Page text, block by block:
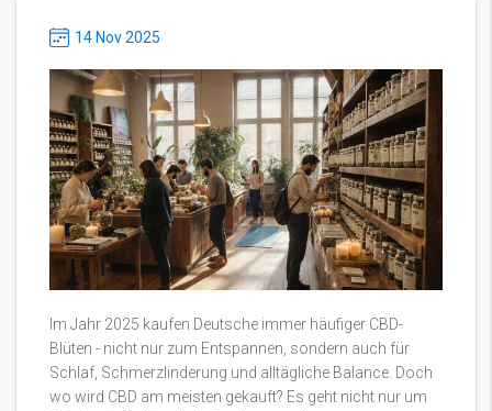
14 Nov 2025
Im Jahr 2025 kaufen Deutsche immer häufiger CBD-
Blüten - nicht nur zum Entspannen, sondern auch für
Schlaf, Schmerzlinderung und alltägliche Balance. Doch
wo wird CBD am meisten gekauft? Es geht nicht nur um